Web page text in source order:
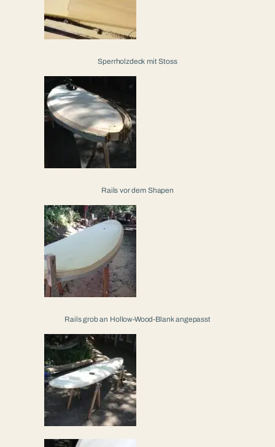
Sperrholzdeck mit Stoss
Rails vor dem Shapen
Rails grob an Hollow-Wood-Blank angepasst